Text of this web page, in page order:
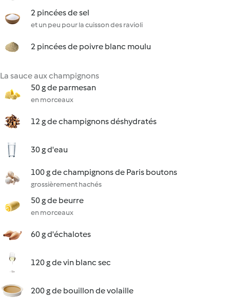
2 pincées de sel
et un peu pour la cuisson des ravioli
2 pincées de poivre blanc moulu
La sauce aux champignons
50 g de parmesan
en morceaux
12 g de champignons déshydratés
30 g d'eau
100 g de champignons de Paris boutons
grossièrement hachés
50 g de beurre
en morceaux
60 g d'échalotes
120 g de vin blanc sec
200 g de bouillon de volaille